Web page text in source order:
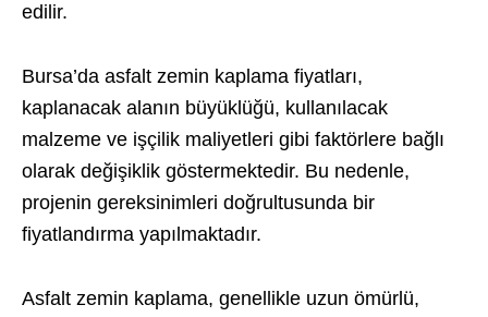
edilir.
Bursa’da asfalt zemin kaplama fiyatları,
kaplanacak alanın büyüklüğü, kullanılacak
malzeme ve işçilik maliyetleri gibi faktörlere bağlı
olarak değişiklik göstermektedir. Bu nedenle,
projenin gereksinimleri doğrultusunda bir
fiyatlandırma yapılmaktadır.
Asfalt zemin kaplama, genellikle uzun ömürlü,